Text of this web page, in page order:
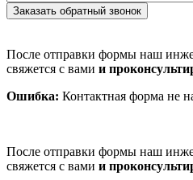
После отправки формы наш
свяжется с вами и
Ошибка: Контактная форма не
После отправки формы наш
свяжется с вами и